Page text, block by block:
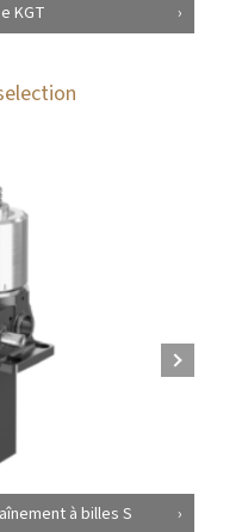
KGT
à billes S